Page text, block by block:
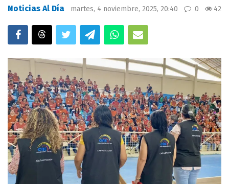
Noticias Al Día martes, 4 noviembre, 2025, 20:40 0 42